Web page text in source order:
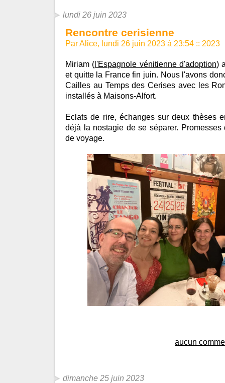
lundi 26 juin 2023
Rencontre cerisienne
Par Alice, lundi 26 juin 2023 à 23:54 :: 2023
Miriam ( l'Espagnole vénitienne d'adoption)
et quitte la France fin juin. Nous l'avons
Cailles au Temps des Cerises avec les
installés à Maisons-Alfort.
Eclats de rire, échanges sur deux thèses
déjà la nostagie de se séparer. Promesses
de voyage.
aucun
dimanche 25 juin 2023